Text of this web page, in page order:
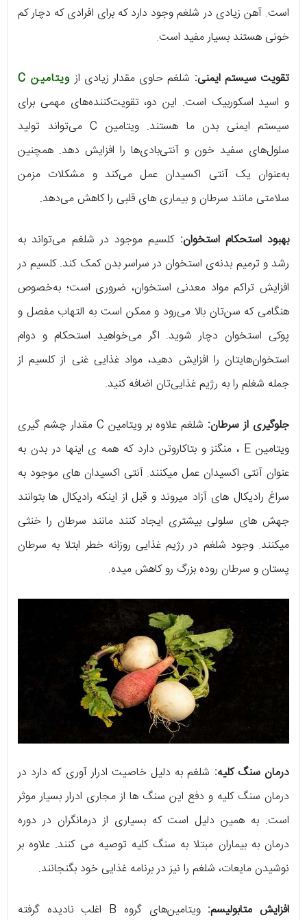
است. آهن زیادی در شلغم وجود دارد که برای افرادی که دچار کم
خونی هستند بسیار مفید است.
تقویت سیستم ایمنی: شلغم حاوی مقدار زیادی از ویتامین C
و اسید اسکوربیک است. این دو، تقویت‌کننده‌های مهمی برای
سیستم ایمنی بدن ما هستند. ویتامین C می‌تواند تولید
سلول‌های سفید خون و آنتی‌بادی‌ها را افزایش دهد. همچنین
به‌عنوان یک آنتی اکسیدان عمل می‌کند و مشکلات مزمن
سلامتی مانند سرطان و بیماری های قلبی را کاهش می‌دهد.
بهبود استحکام استخوان:کلسیم موجود در شلغم می‌تواند به
رشد و ترمیم بدنه‌ی استخوان در سراسر بدن کمک کند. کلسیم در
افزایش تراکم مواد معدنی استخوان، ضروری است؛ به‌خصوص
هنگامی که سن‌تان بالا می‌رود و ممکن است به التهاب مفصل و
پوکی استخوان دچار شوید. اگر می‌خواهید استحکام و دوام
استخوان‌هایتان را افزایش دهید، مواد غذایی غنی از کلسیم از
جمله شغلم را به رژیم غذایی‌تان اضافه کنید.
جلوگیری از سرطان:
شلغم علاوه بر ویتامین C مقدار چشم گیری
ویتامین E ، منگنز و بتاکاروتن دارد که همه ی اینها در بدن به
عنوان آنتی اکسیدان عمل میکنند. آنتی اکسیدان های موجود به
سراغ رادیکال های آزاد میروند و قبل از اینکه رادیکال ها بتوانند
جهش های سلولی بیشتری ایجاد کنند مانند سرطان را خنثی
میکنند. وجود شلغم در رژیم غذایی روزانه خطر ابتلا به سرطان
پستان و سرطان روده بزرگ رو کاهش میده.
درمان سنگ کلیه: شلغم به دلیل خاصیت ادرار آوری که دارد در
درمان سنگ کلیه و دفع این سنگ ها از مجاری ادرار بسیار موثر
است. به همین دلیل است که بسیاری از درمانگران در دوره
درمان به بیماران مبتلا به سنگ کلیه توصیه می کنند. علاوه بر
نوشیدن مایعات، شلغم را نیز در برنامه غذایی خود بگنجانند.
افزایش متابولیسم: ویتامین‌های گروه B اغلب نادیده گرفته